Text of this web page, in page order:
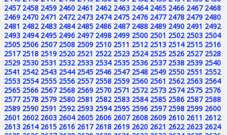
2457 2458 2459 2460 2461 2462 2463 2464 2465 2466 2467 2468
2469 2470 2471 2472 2473 2474 2475 2476 2477 2478 2479 2480
2481 2482 2483 2484 2485 2486 2487 2488 2489 2490 2491 2492
2493 2494 2495 2496 2497 2498 2499 2500 2501 2502 2503 2504
2505 2506 2507 2508 2509 2510 2511 2512 2513 2514 2515 2516
2517 2518 2519 2520 2521 2522 2523 2524 2525 2526 2527 2528
2529 2530 2531 2532 2533 2534 2535 2536 2537 2538 2539 2540
2541 2542 2543 2544 2545 2546 2547 2548 2549 2550 2551 2552
2553 2554 2555 2556 2557 2558 2559 2560 2561 2562 2563 2564
2565 2566 2567 2568 2569 2570 2571 2572 2573 2574 2575 2576
2577 2578 2579 2580 2581 2582 2583 2584 2585 2586 2587 2588
2589 2590 2591 2592 2593 2594 2595 2596 2597 2598 2599 2600
2601 2602 2603 2604 2605 2606 2607 2608 2609 2610 2611 2612
2613 2614 2615 2616 2617 2618 2619 2620 2621 2622 2623 2624